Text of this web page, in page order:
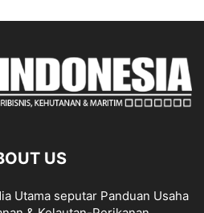
US
Utama seputar Panduan Usaha